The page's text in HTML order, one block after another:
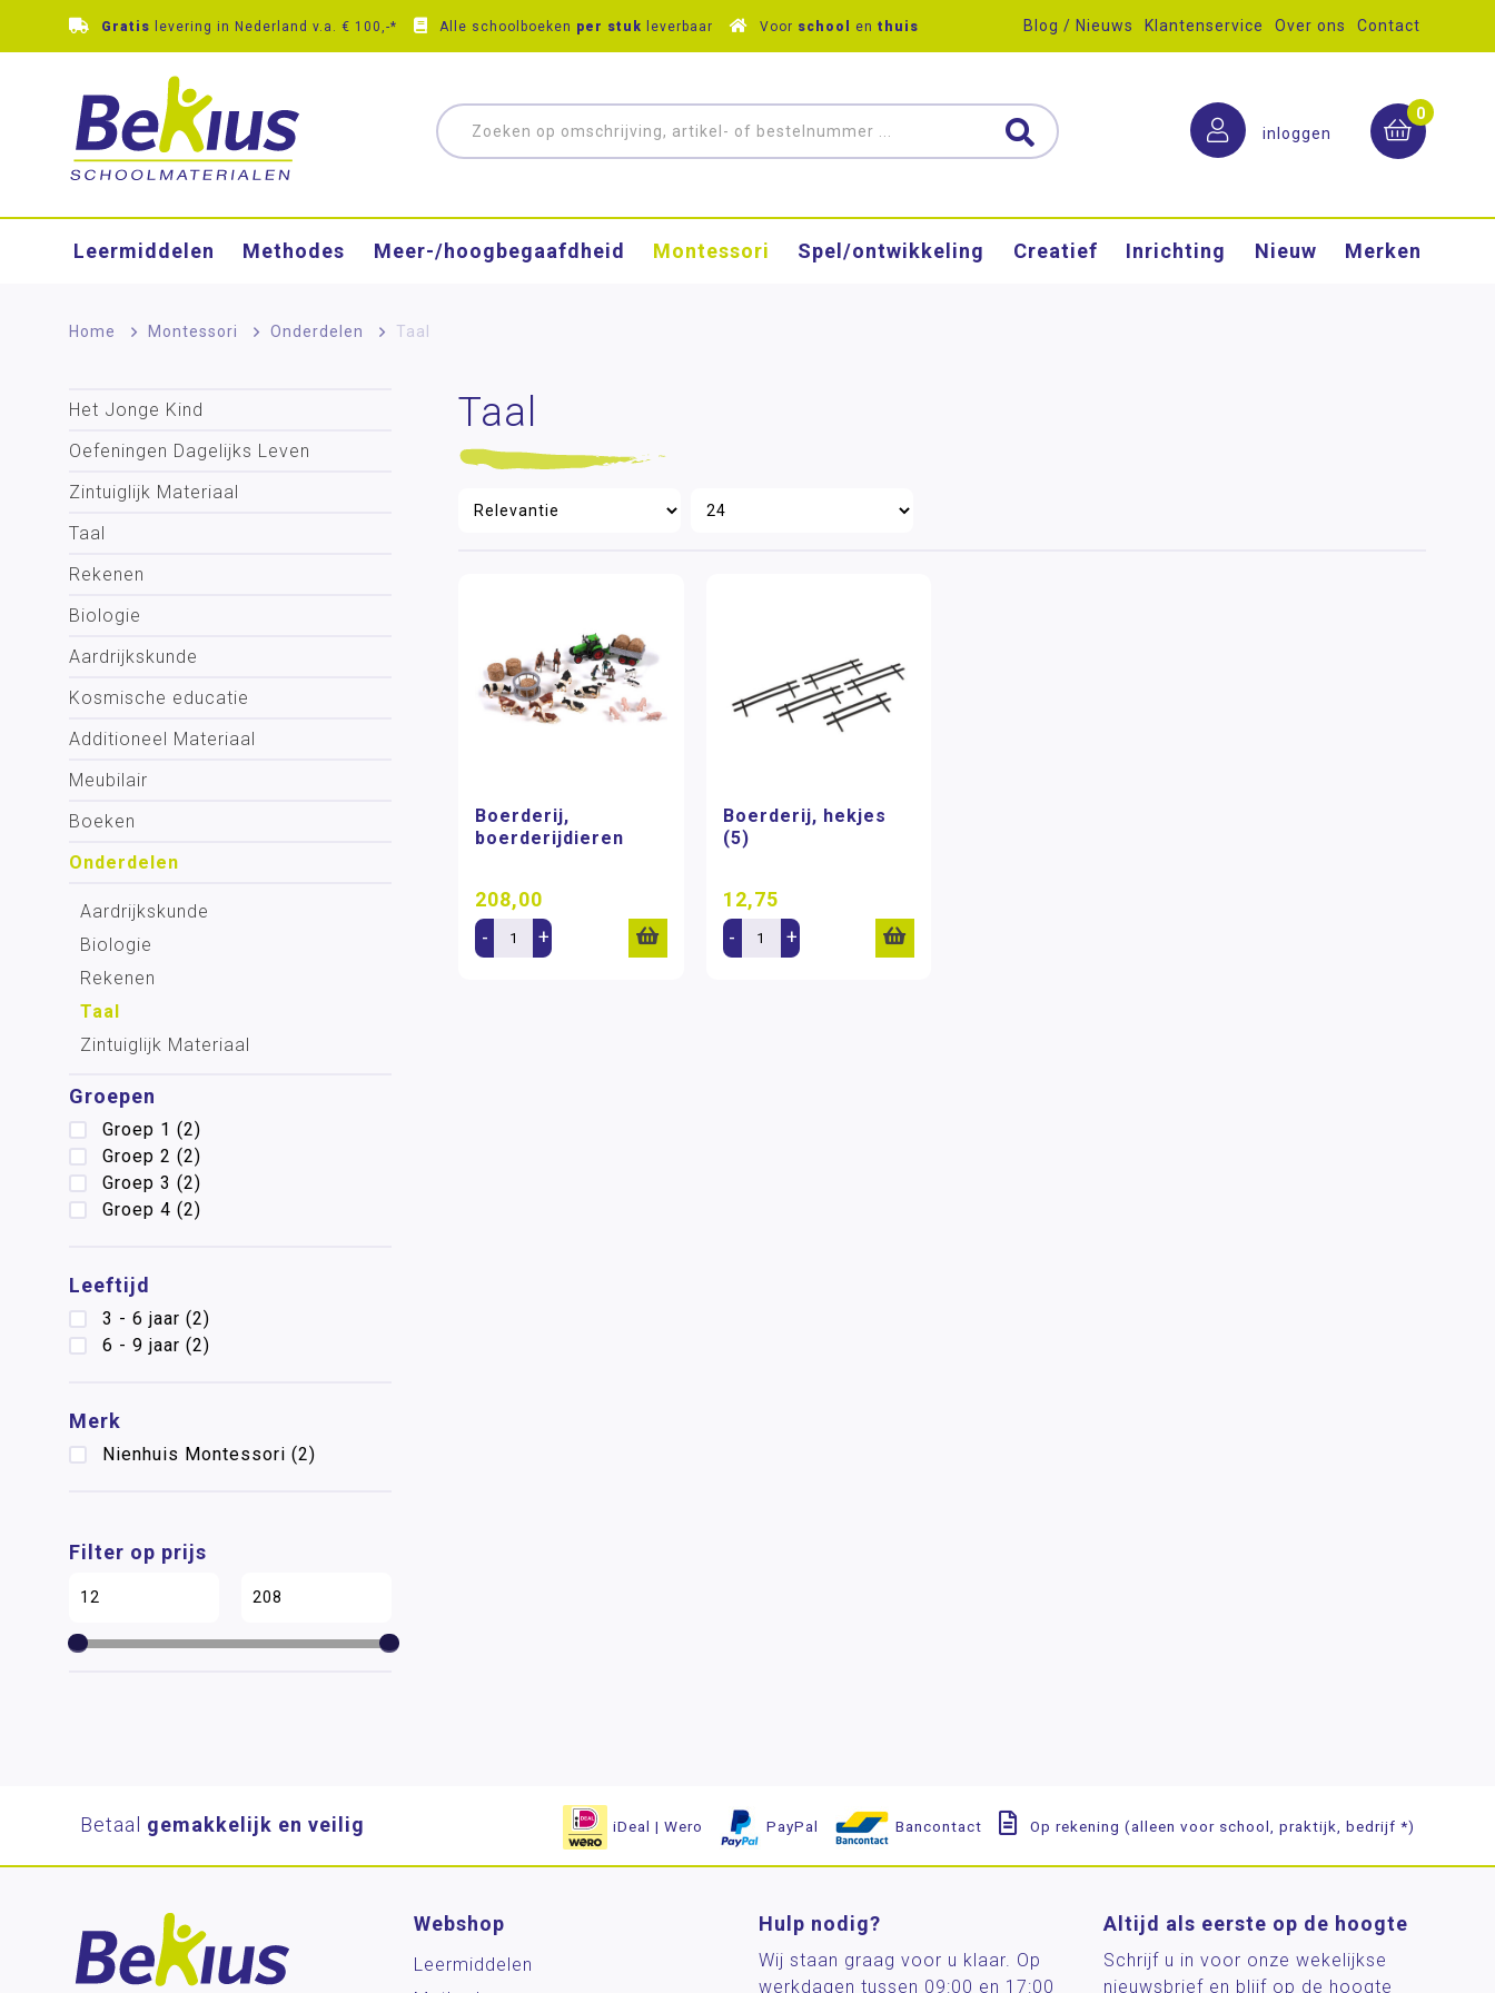
Gratis levering in Nederland v.a. € 100,-* Alle schoolboeken per stuk leverbaar Voor school en thuis Blog / Nieuws Klantenservice Over ons Contact
inloggen
0
Leermiddelen Methodes Meer-/hoog­begaafdheid Montessori Spel/ontwikkeling Creatief Inrichting Nieuw Merken
Home > Montessori > Onderdelen > Taal
Het Jonge Kind
Oefeningen Dagelijks Leven
Zintuiglijk Materiaal
Taal
Rekenen
Biologie
Aardrijkskunde
Kosmische educatie
Additioneel Materiaal
Meubilair
Boeken
Onderdelen
Aardrijkskunde
Biologie
Rekenen
Taal
Zintuiglijk Materiaal
Groepen
Groep 1 (2)
Groep 2 (2)
Groep 3 (2)
Groep 4 (2)
Leeftijd
3 - 6 jaar (2)
6 - 9 jaar (2)
Merk
Nienhuis Montessori (2)
Filter op prijs
Taal
Boerderij,
boerderijdieren
208,00
- +
Boerderij, hekjes
(5)
12,75
- +
Betaal gemakkelijk en veilig iDeal | Wero PayPal Bancontact Op rekening (alleen voor school, praktijk, bedrijf *)
Webshop
Leermiddelen
Hulp nodig?
Wij staan graag voor u klaar. Op
werkdagen tussen 09:00 en 17:00
Altijd als eerste op de hoogte
Schrijf u in voor onze wekelijkse
nieuwsbrief en blijf op de hoogte